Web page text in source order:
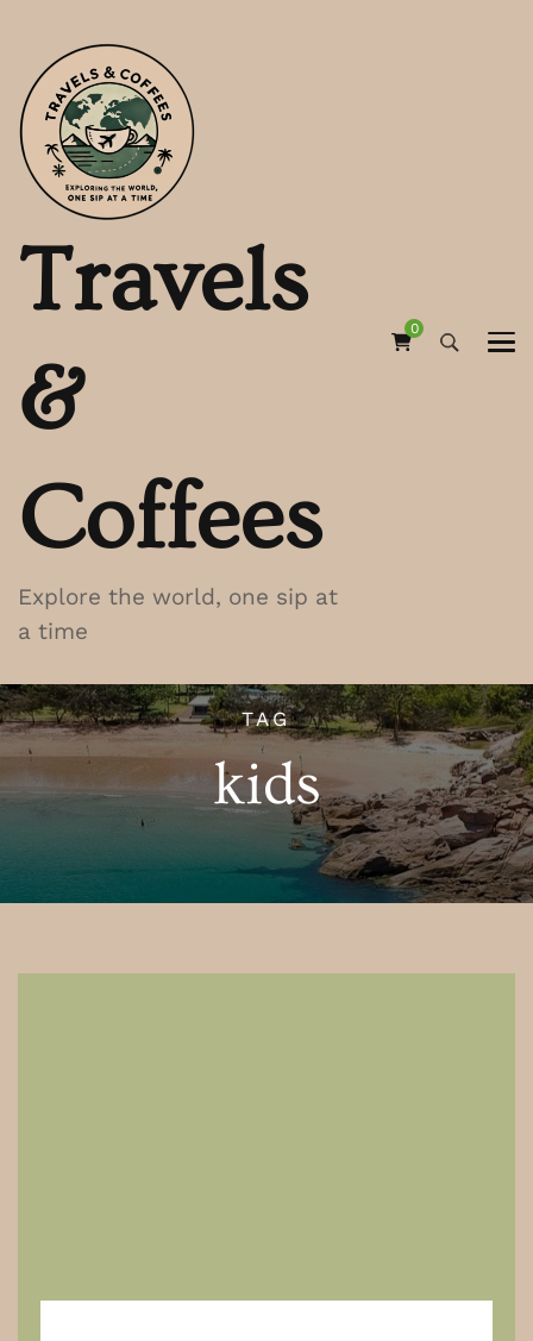
Travels
&
Coffees
Explore the world, one sip at
a time
0
TAG
kids